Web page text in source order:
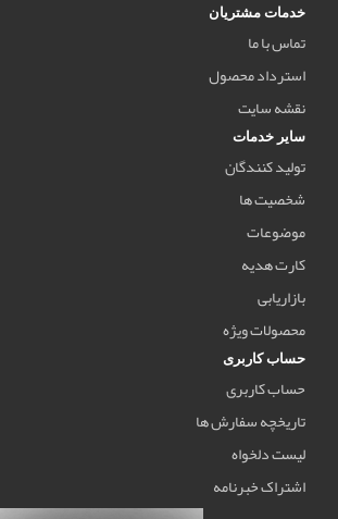
خدمات مشتریان
تماس با ما
استرداد محصول
نقشه سایت
سایر خدمات
تولید کنندگان
شخصیت ها
موضوعات
کارت هدیه
بازاریابی
محصولات ویژه
حساب کاربری
حساب کاربری
تاریخچه سفارش ها
لیست دلخواه
اشتراک خبرنامه